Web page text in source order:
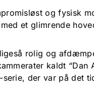
og fysisk
et glimrende
rolig og
kaldt “Dan
der var på det